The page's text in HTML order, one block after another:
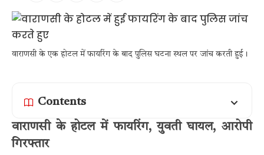
वाराणसी के एक होटल में फायरिंग के बाद पुलिस घटना स्थल पर जांच करती हुई।
Contents
वाराणसी के होटल में फायरिंग, युवती घायल, आरोपी
गिरफ्तार